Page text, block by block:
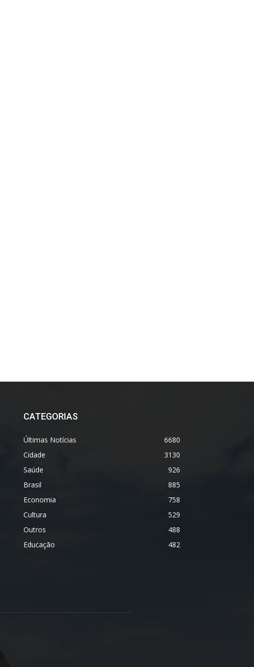
CATEGORIAS
Últimas Notícias
6680
Cidade
3130
Saúde
926
Brasil
885
Economia
758
Cultura
529
Outros
488
Educação
482